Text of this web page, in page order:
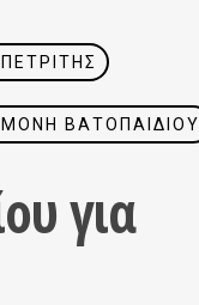
ΜΟΝΉ ΒΑΤΟΠΑΙΔΊΟΥ
για